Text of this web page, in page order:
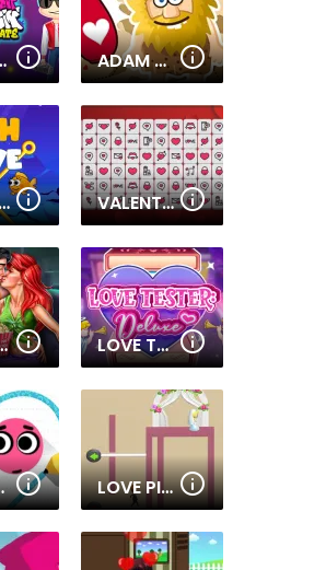
DATE ADAM AND EVE: LOVE QUEST
VALENTINE MAHJONG
FLIRTING LOVE TESTER DELUXE
2 LOVE PIN 3D